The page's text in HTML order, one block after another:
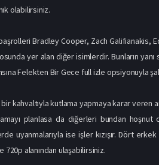
olabilirsiniz.
Bradley Cooper, Zach Galifianakis,
yer alan diğer isimlerdir. Bunların
Felekten Bir Gece full izle opsiyonuyla
kahvaltıyla kutlama yapmaya karar veren
planlasa da diğerleri bundan hoşnut
uyanmalarıyla ise işler kızışır. Dört
720p alanından ulaşabilirsiniz.